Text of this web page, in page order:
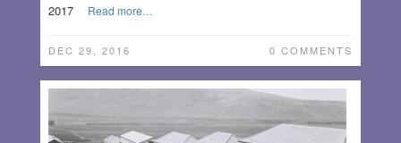
2017
Read more…
DEC 29, 2016 0 COMMENTS